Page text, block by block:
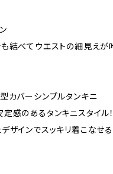
結べてウエストの細見えが
カバーシンプルタンキニ
感のあるタンキニスタイル！
ザインでスッキリ着こなせる